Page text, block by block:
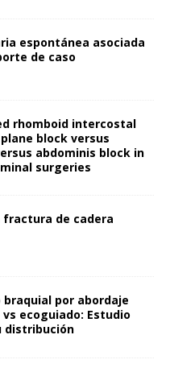
espontánea asociada
de caso
rhomboid intercostal
block versus
abdominis block in
surgeries
fractura de cadera
braquial por abordaje
ecoguiado: Estudio
distribución